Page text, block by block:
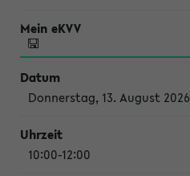
Donnerstag, 13. August 2026
10:00-12:00